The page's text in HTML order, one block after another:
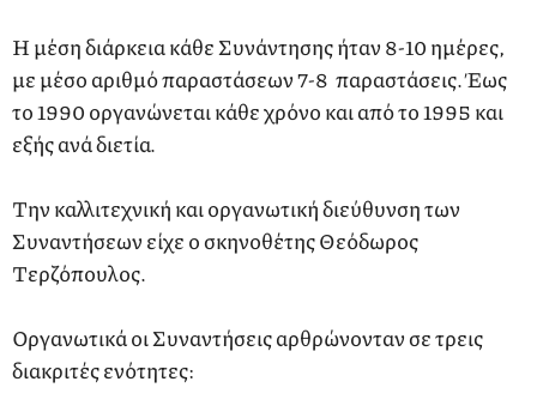
Η μέση διάρκεια κάθε Συνάντησης ήταν 8-10 ημέρες,
με μέσο αριθμό παραστάσεων 7-8 παραστάσεις. Έως
το 1990 οργανώνεται κάθε χρόνο και από το 1995 και
εξής ανά διετία.
Την καλλιτεχνική και οργανωτική διεύθυνση των
Συναντήσεων είχε ο σκηνοθέτης Θεόδωρος
Τερζόπουλος.
Οργανωτικά οι Συναντήσεις αρθρώνονταν σε τρεις
διακριτές ενότητες: